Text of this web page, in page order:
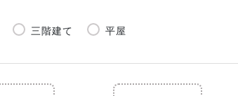
三階建て 平屋